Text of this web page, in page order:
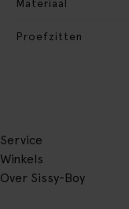
Materiaal
Proefzitten
Service
Winkels
Over Sissy-Boy